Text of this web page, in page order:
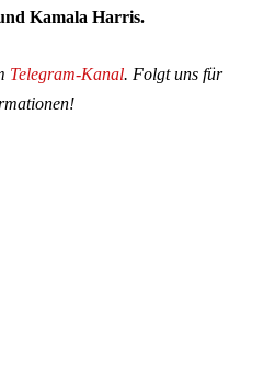
Kamala Harris.
Telegram-Kanal. Folgt uns für